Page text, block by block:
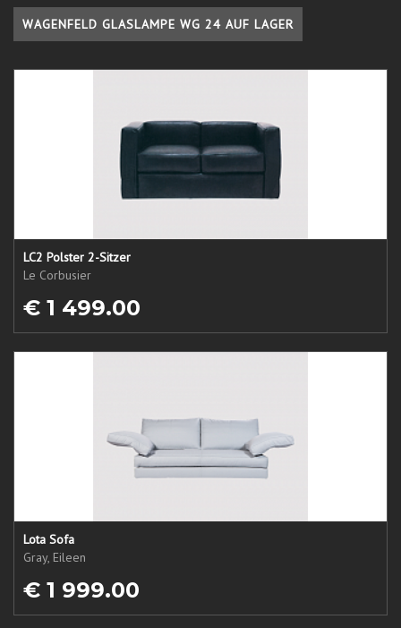
WAGENFELD GLASLAMPE WG 24 AUF LAGER
LC2 Polster 2-Sitzer
Le Corbusier
€ 1 499.00
Lota Sofa
Gray, Eileen
€ 1 999.00